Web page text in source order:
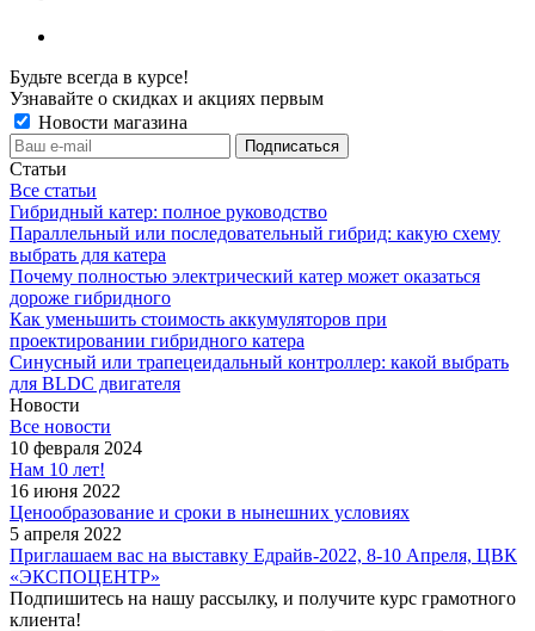
Будьте всегда в курсе!
Узнавайте о скидках и акциях первым
Новости магазина
Статьи
Все статьи
Гибридный катер: полное руководство
Параллельный или последовательный гибрид: какую схему
выбрать для катера
Почему полностью электрический катер может оказаться
дороже гибридного
Как уменьшить стоимость аккумуляторов при
проектировании гибридного катера
Синусный или трапецеидальный контроллер: какой выбрать
для BLDC двигателя
Новости
Все новости
10 февраля 2024
Нам 10 лет!
16 июня 2022
Ценообразование и сроки в нынешних условиях
5 апреля 2022
Приглашаем вас на выставку Едрайв-2022, 8-10 Апреля, ЦВК
«ЭКСПОЦЕНТР»
Подпишитесь на нашу рассылку, и получите курс грамотного
клиента!